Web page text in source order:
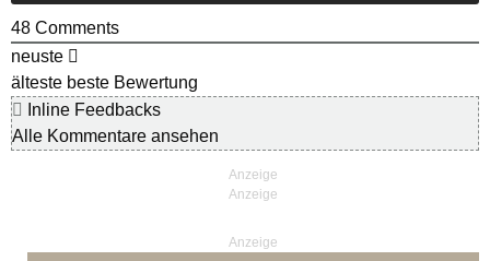
48 Comments
neuste
älteste beste Bewertung
Inline Feedbacks
Alle Kommentare ansehen
Anzeige